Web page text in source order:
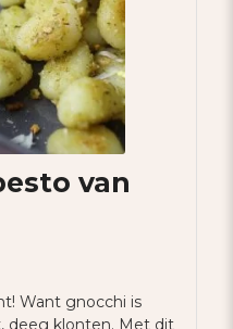
van
Want gnocchi is
deeg klonten. Met dit